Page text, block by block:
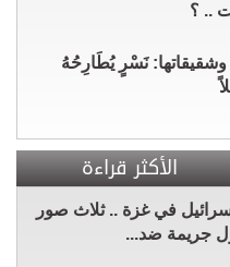
.. ؟
نَسْرٍ يُطَارِحُهُ
الأكثر قراءة
في غزة .. ثلاث صور
جريمة ضد...